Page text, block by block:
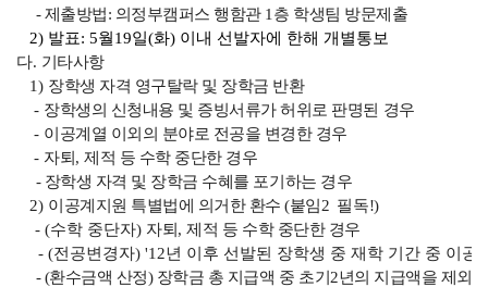
- 제출방법: 의정부캠퍼스 행함관 1층 학생팀 방문제출
2) 발표: 5월19일(화) 이내 선발자에 한해 개별통보
다. 기타사항
1) 장학생 자격 영구탈락 및 장학금 반환
- 장학생의 신청내용 및 증빙서류가 허위로 판명된 경우
- 이공계열 이외의 분야로 전공을 변경한 경우
- 자퇴 ,제적 등 수학 중단한 경우
- 장학생 자격 및 장학금 수혜를 포기하는 경우
2) 이공계지원 특별법에 의거한 환수 (붙임2 필독!)
- (수학 중단자) 자퇴 ,제적 등 수학 중단한 경우
- (전공변경자) '12년 이후 선발된 장학생 중 재학 기간 중 이공
- (환수금액 산정) 장학금 총 지급액 중 초기2년의 지급액을 제외